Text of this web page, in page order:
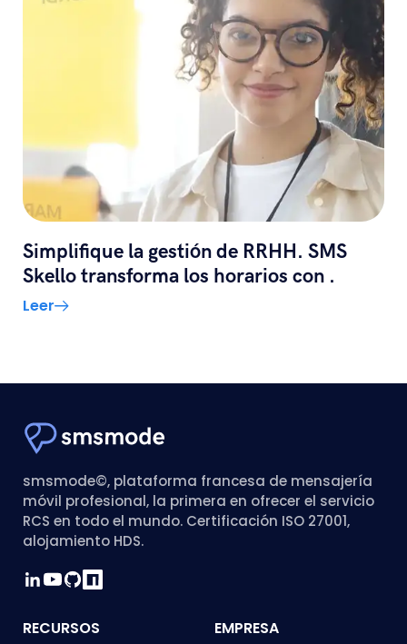
Simplifique la gestión de RRHH. SMS
Skello transforma los horarios con .
Leer
smsmode©, plataforma francesa de mensajería
móvil profesional, la primera en ofrecer el servicio
RCS en todo el mundo. Certificación ISO 27001,
alojamiento HDS.
RECURSOS EMPRESA